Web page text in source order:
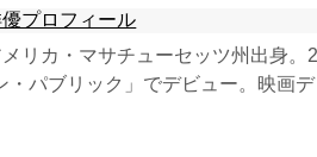
プロフィール
リカ・マサチューセッツ州出身。
パブリック」でデビュー。映画